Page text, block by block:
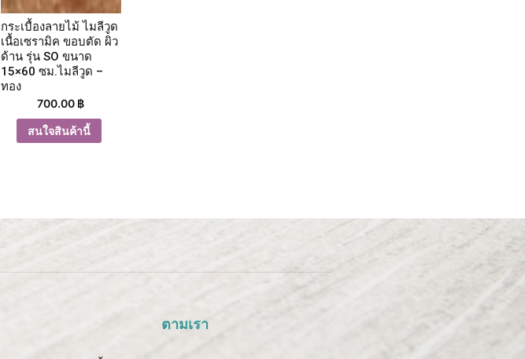
กระเบื้องลายไม้ ไมลีวูด
เนื้อเซรามิค ขอบตัด ผิว
ด้าน รุ่น SO ขนาด
15×60 ซม.ไมลีวูด –
ทอง
700.00 ฿
สนใจสินค้านี้
ตามเรา